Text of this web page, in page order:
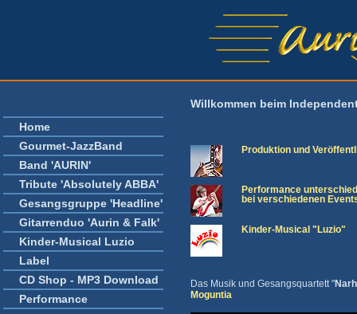
Home
Gourmet-JazzBand
Band 'AURIN'
Tribute 'Absolutely ABBA'
Gesangsgruppe 'Headline'
Gitarrenduo 'Aurin & Falk'
Kinder-Musical Luzio
Label
CD Shop - MP3 Download
Performance
Willkommen beim
Produktion und
Performance
bei verschiedenen
Kinder-Musical "Luzio"
Das Musik und Gesangsquartett "
Moguntia